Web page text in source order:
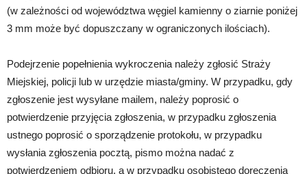
(w zależności od województwa węgiel kamienny o ziarnie poniżej
3 mm może być dopuszczany w ograniczonych ilościach).
Podejrzenie popełnienia wykroczenia należy zgłosić Straży
Miejskiej, policji lub w urzędzie miasta/gminy. W przypadku, gdy
zgłoszenie jest wysyłane mailem, należy poprosić o
potwierdzenie przyjęcia zgłoszenia, w przypadku zgłoszenia
ustnego poprosić o sporządzenie protokołu, w przypadku
wysłania zgłoszenia pocztą, pismo można nadać z
potwierdzeniem odbioru, a w przypadku osobistego doręczenia